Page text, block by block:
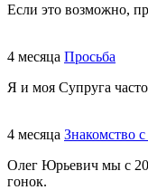
Если это возможно,
4 месяца Просьба
Я и моя Супруга
4 месяца Знакомство
Олег Юрьевич мы с
гонок.